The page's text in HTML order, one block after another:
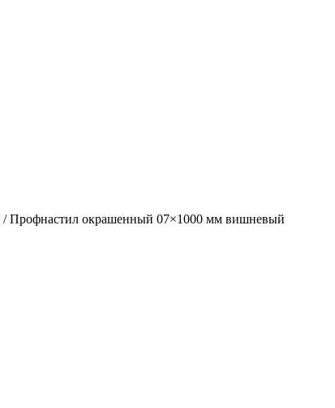
/ Профнастил окрашенный 07×1000 мм вишневый